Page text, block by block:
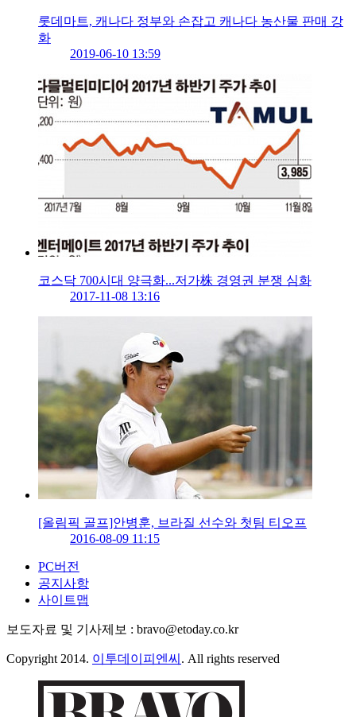
롯데마트, 캐나다 정부와 손잡고 캐나다 농산물 판매 강
화
2019-06-10 13:59
코스닥 700시대 양극화...저가株 경영권 분쟁 심화
2017-11-08 13:16
[올림픽 골프]안병훈, 브라질 선수와 첫팀 티오프
2016-08-09 11:15
PC버전
공지사항
사이트맵
보도자료 및 기사제보 : bravo@etoday.co.kr
Copyright 2014. 이투데이피엔씨 . All rights reserved